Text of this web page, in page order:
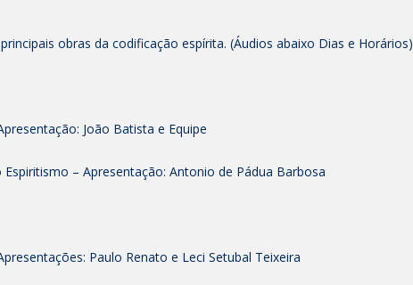
obras da codificação espírita. (Áudios abaixo Dias e Horários)
João Batista e Equipe
Espiritismo – Apresentação: Antonio de Pádua Barbosa
Paulo Renato e Leci Setubal Teixeira